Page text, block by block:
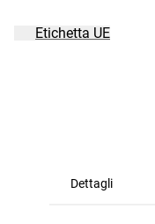
Etichetta UE
Dettagli